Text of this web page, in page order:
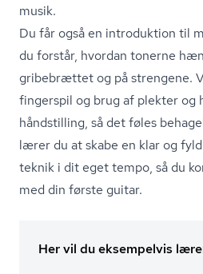
musik.
Du får også en introduktion til
du forstår, hvordan tonerne
gribebrættet og på strengene.
fingerspil og brug af plekter og
håndstilling, så det føles
lærer du at skabe en klar og
teknik i dit eget tempo, så du
med din første guitar.
Her vil du eksempelvis